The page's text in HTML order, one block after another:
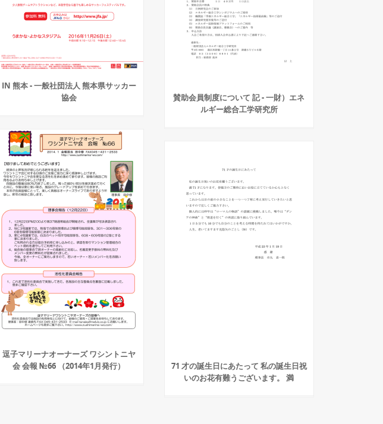
IN 熊本 - 一般社団法人 熊本県サッカー
協会
賛助会員制度について 記 - 一財）エネ
ルギー総合工学研究所
逗子マリーナオーナーズ ワシントニヤ
会 会報 №66 （2014年1月発行）
71 才の誕生日にあたって 私の誕生日祝
いのお花有難うございます。 満